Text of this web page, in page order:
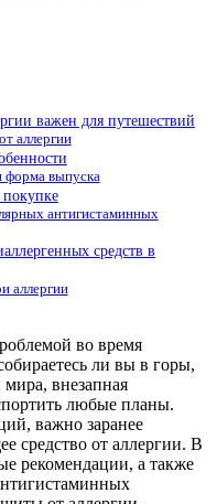
важен для путешествий
аллергии
форма выпуска
антигистаминных
средств в
аллергии
во время
ли вы в горы,
внезапная
любые планы.
важно заранее
средство от аллергии. В
рекомендации, а также